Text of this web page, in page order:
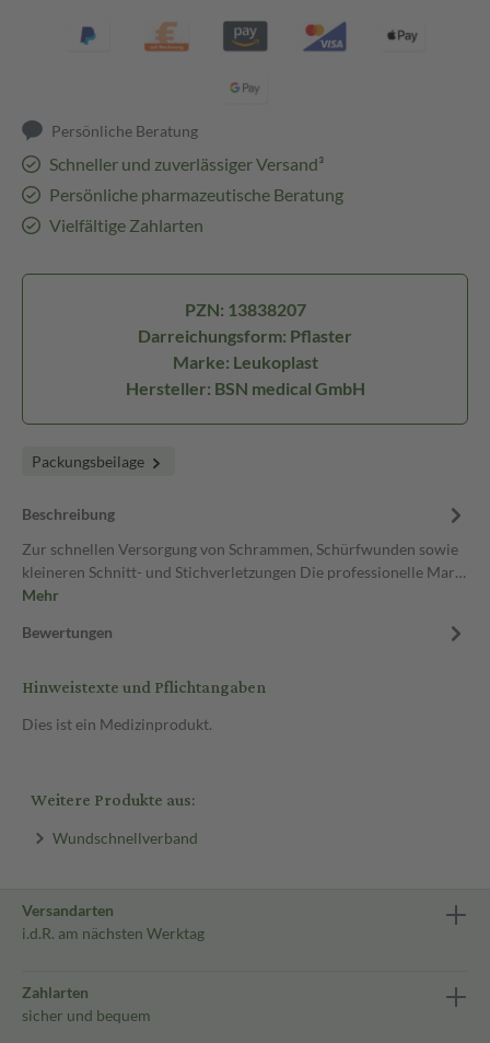
Persönliche Beratung
Schneller und zuverlässiger Versand³
Persönliche pharmazeutische Beratung
Vielfältige Zahlarten
PZN: 13838207
Darreichungsform: Pflaster
Marke: Leukoplast
Hersteller: BSN medical GmbH
Packungsbeilage
Beschreibung
Zur schnellen Versorgung von Schrammen, Schürfwunden sowie
kleineren Schnitt- und Stichverletzungen Die professionelle Mar…
Mehr
Bewertungen
Hinweistexte und Pflichtangaben
Dies ist ein Medizinprodukt.
Weitere Produkte aus:
Wundschnellverband
Versandarten
i.d.R. am nächsten Werktag
Zahlarten
sicher und bequem